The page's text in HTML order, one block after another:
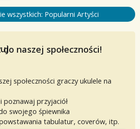
wszystkich: Popularni Artyści
do naszej społeczności!
społeczności graczy ukulele na
przyjaciół
swojego śpiewnika
tabulatur, coverów, itp.